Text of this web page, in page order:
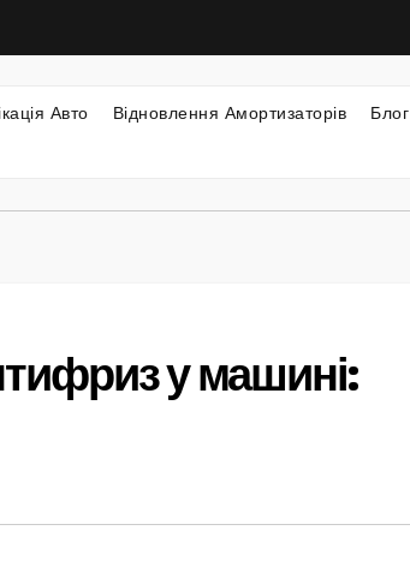
Авто Відновлення Амортизаторів Блог
у машині: